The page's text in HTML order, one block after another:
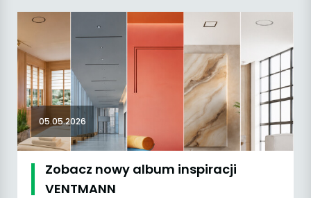
05.05.2026
Zobacz nowy album inspiracji
VENTMANN